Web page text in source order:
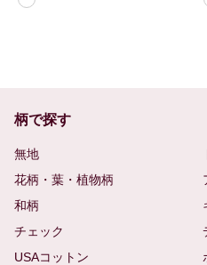
柄で探す
無地
花柄・葉・植物柄
和柄
チェック
USAコットン